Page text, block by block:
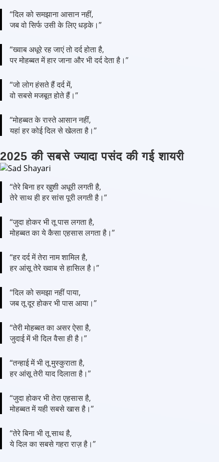
“दिल को समझाना आसान नहीं,
जब वो सिर्फ उसी के लिए धड़के।”
“ख्वाब अधूरे रह जाएं तो दर्द होता है,
पर मोहब्बत में हार जाना और भी दर्द देता है।”
“जो लोग हंसते हैं दर्द में,
वो सबसे मजबूत होते हैं।”
“मोहब्बत के रास्ते आसान नहीं,
यहां हर कोई दिल से खेलता है।”
2025 की सबसे ज्यादा पसंद की गई शायरी
“तेरे बिना हर खुशी अधूरी लगती है,
तेरे साथ ही हर सांस पूरी लगती है।”
“जुदा होकर भी तू पास लगता है,
मोहब्बत का ये कैसा एहसास लगता है।”
“हर दर्द में तेरा नाम शामिल है,
हर आंसू तेरे ख्वाब से हासिल है।”
“दिल को समझा नहीं पाया,
जब तू दूर होकर भी पास आया।”
“तेरी मोहब्बत का असर ऐसा है,
जुदाई में भी दिल वैसा ही है।”
“तन्हाई में भी तू मुस्कुराता है,
हर आंसू तेरी याद दिलाता है।”
“जुदा होकर भी तेरा एहसास है,
मोहब्बत में यही सबसे खास है।”
“तेरे बिना भी तू साथ है,
ये दिल का सबसे गहरा राज़ है।”